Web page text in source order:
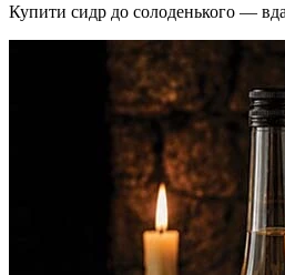
Купити сидр до солоденького —